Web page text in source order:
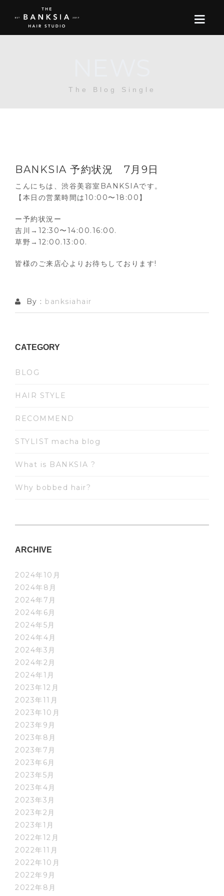
RECRUIT
The Blog Single
BANKSIA 予約状況 7月9日
こんにちは、渋谷美容室BANKSIAです。
【本日の営業時間は10:00〜18:00】
ー予約状況ー
吉川→12:30〜14:00.16:00.
草野→12:00.13:00.
皆様のご来店心よりお待ちしております!
By : banksiahair
CATEGORY
BLOG
HAIR STYLE
RECOMMEND
STYLIST macha blog
What is BANKSIA ?
Why bobbed hair?
ARCHIVE
2024年10月
2024年8月
2024年7月
2024年6月
2024年5月
2024年4月
2024年3月
2024年2月
2024年1月
2023年12月
2023年11月
2023年10月
2023年9月
2023年8月
2023年7月
2023年6月
2023年5月
2023年4月
2023年3月
2023年2月
2023年1月
2022年12月
2022年11月
2022年10月
2022年9月
2022年8月